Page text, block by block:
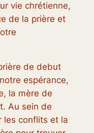
vie chrétienne,
de la prière et
de debut
espérance,
la mère de
Au sein de
les conflits et la